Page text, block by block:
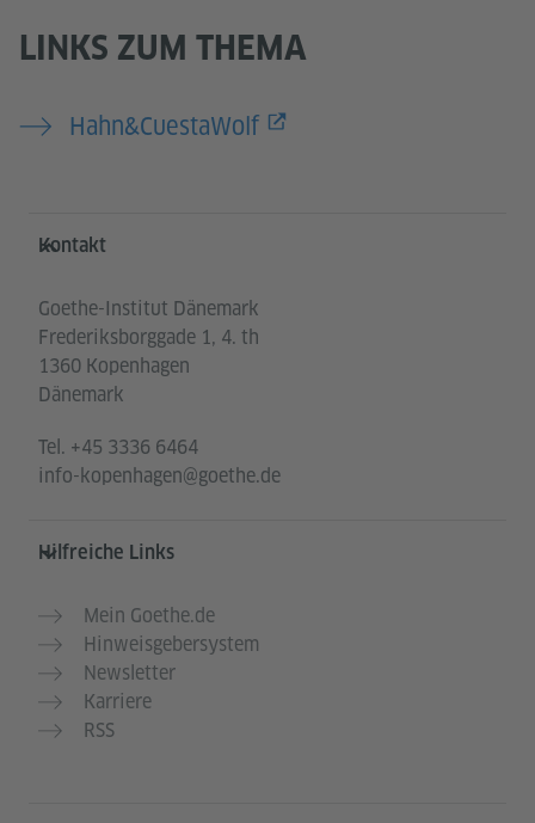
LINKS ZUM THEMA
Hahn&CuestaWolf
Service- und Informationsbereich
Kontakt
Goethe-Institut Dänemark
Frederiksborggade 1, 4. th
1360 Kopenhagen
Dänemark
Tel. +45 3336 6464
info-kopenhagen@goethe.de
Hilfreiche Links
Mein Goethe.de
Hinweisgebersystem
Newsletter
Karriere
RSS